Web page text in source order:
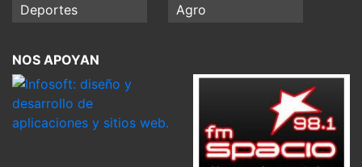
Deportes Agro
NOS APOYAN